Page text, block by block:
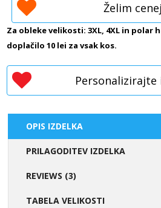
Želim
Za obleke velikosti: 3XL, 4XL in polar
doplačilo 10 lei za vsak kos.
Personalizirajte
OPIS IZDELKA
PRILAGODITEV IZDELKA
REVIEWS (3)
TABELA VELIKOSTI